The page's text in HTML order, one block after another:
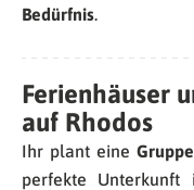
Bedürfnis.
Ferienhäuser
auf Rhodos
Ihr plant eine
perfekte Unterkunft